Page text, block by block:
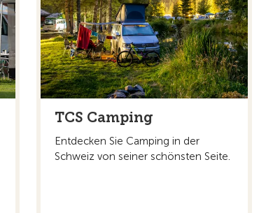
TCS Camping
Entdecken Sie Camping in der
Schweiz von seiner schönsten Seite.